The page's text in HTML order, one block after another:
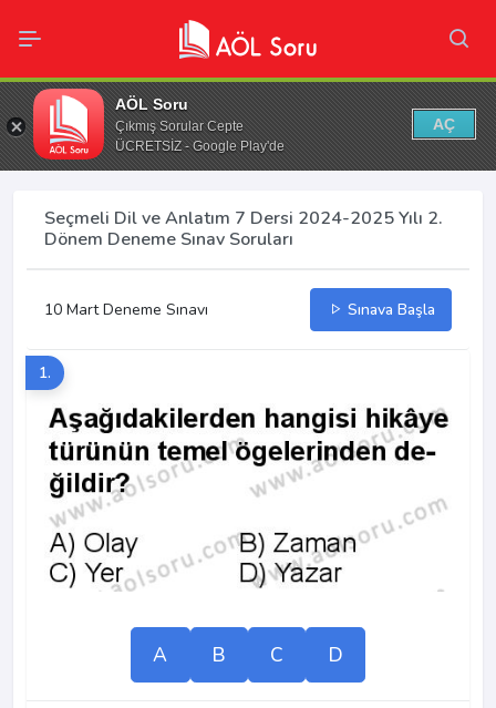
AÖL Soru
Çıkmış Sorular Cepte
ÜCRETSİZ - Google Play'de
AÇ
Seçmeli Dil ve Anlatım 7 Dersi 2024-2025 Yılı 2.
Dönem Deneme Sınav Soruları
10 Mart Deneme Sınavı Sınava Başla
1.
A B C D